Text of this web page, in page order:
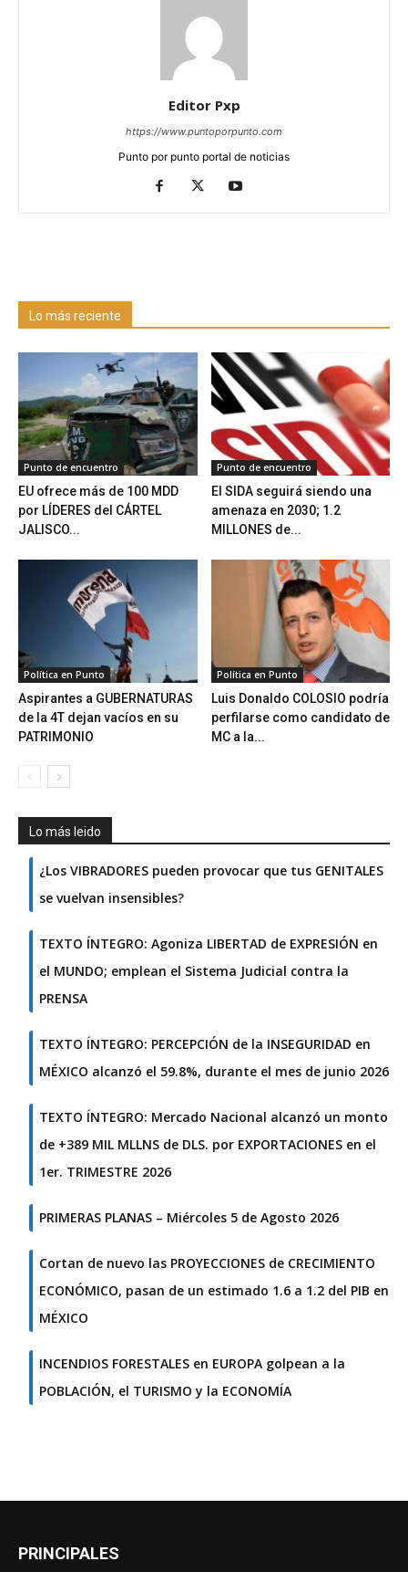
Editor Pxp
https://www.puntoporpunto.com
Punto por punto portal de noticias
Lo más reciente
Punto de encuentro
EU ofrece más de 100 MDD
por LÍDERES del CÁRTEL
JALISCO...
Punto de encuentro
El SIDA seguirá siendo una
amenaza en 2030; 1.2
MILLONES de...
Política en Punto
Aspirantes a GUBERNATURAS
de la 4T dejan vacíos en su
PATRIMONIO
Política en Punto
Luis Donaldo COLOSIO podría
perfilarse como candidato de
MC a la...
Lo más leido
¿Los VIBRADORES pueden provocar que tus GENITALES
se vuelvan insensibles?
TEXTO ÍNTEGRO: Agoniza LIBERTAD de EXPRESIÓN en
el MUNDO; emplean el Sistema Judicial contra la
PRENSA
TEXTO ÍNTEGRO: PERCEPCIÓN de la INSEGURIDAD en
MÉXICO alcanzó el 59.8%, durante el mes de junio 2026
TEXTO ÍNTEGRO: Mercado Nacional alcanzó un monto
de +389 MIL MLLNS de DLS. por EXPORTACIONES en el
1er. TRIMESTRE 2026
PRIMERAS PLANAS – Miércoles 5 de Agosto 2026
Cortan de nuevo las PROYECCIONES de CRECIMIENTO
ECONÓMICO, pasan de un estimado 1.6 a 1.2 del PIB en
MÉXICO
INCENDIOS FORESTALES en EUROPA golpean a la
POBLACIÓN, el TURISMO y la ECONOMÍA
PRINCIPALES